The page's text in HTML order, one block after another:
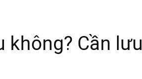
không? Cần lưu